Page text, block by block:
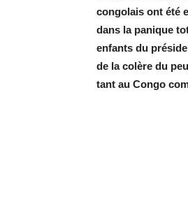
congolais ont été
dans la panique
enfants du
de la colère du
tant au Congo